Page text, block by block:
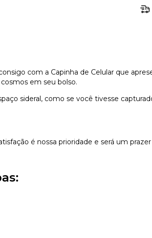
com a Capinha de Celular que
em seu bolso.
sideral, como se você tivesse
é nossa prioridade e será um